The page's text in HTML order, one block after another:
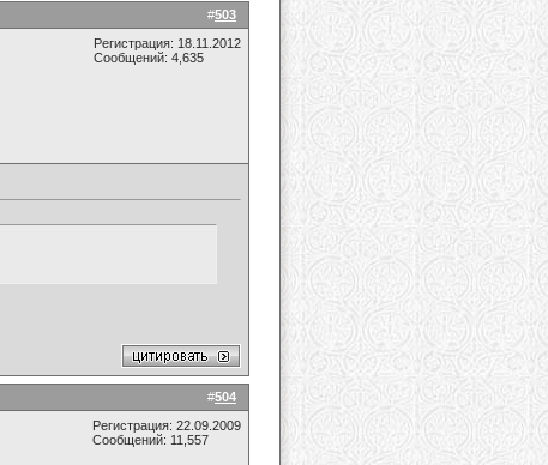
#503
Регистрация: 18.11.2012
Сообщений: 4,635
#504
Регистрация: 22.09.2009
Сообщений: 11,557